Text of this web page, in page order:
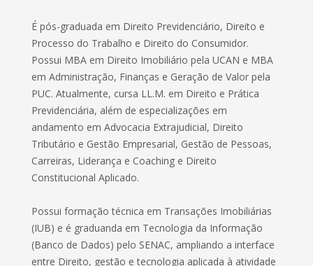
É pós-graduada em Direito Previdenciário, Direito e
Processo do Trabalho e Direito do Consumidor.
Possui MBA em Direito Imobiliário pela UCAN e MBA
em Administração, Finanças e Geração de Valor pela
PUC. Atualmente, cursa LL.M. em Direito e Prática
Previdenciária, além de especializações em
andamento em Advocacia Extrajudicial, Direito
Tributário e Gestão Empresarial, Gestão de Pessoas,
Carreiras, Liderança e Coaching e Direito
Constitucional Aplicado.
Possui formação técnica em Transações Imobiliárias
(IUB) e é graduanda em Tecnologia da Informação
(Banco de Dados) pelo SENAC, ampliando a interface
entre Direito, gestão e tecnologia aplicada à atividade